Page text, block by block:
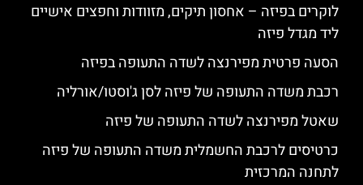
לוקרים בפיזה – אחסון תיקים, מזוודות וחפצים אישיים
ליד מגדל פיזה
הסעה פרטית מפירנצה לשדה התעופה בפיזה
רכבת משדה התעופה של פיזה לסן ג'וסטו/אורליה
שאטל מפירנצה לשדה התעופה של פיזה
כרטיסים לרכבת החשמלית משדה התעופה של פיזה
לתחנה המרכזית